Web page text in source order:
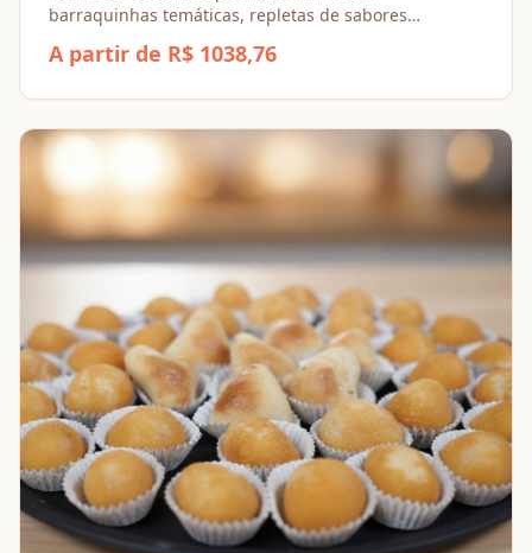
barraquinhas temáticas, repletas de sabores
A partir de R$ 1038,76